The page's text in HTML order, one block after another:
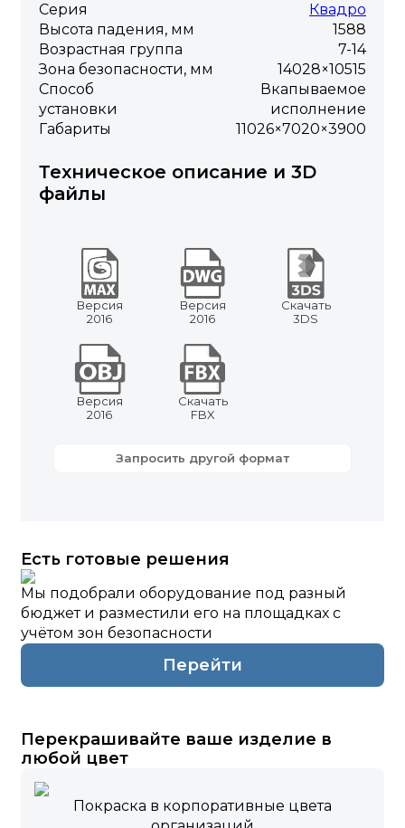
Серия
Квадро
Высота падения, мм
1588
Возрастная группа
7-14
Зона безопасности, мм
14028×10515
Способ
установки
Вкапываемое
исполнение
Габариты
11026×7020×3900
Техническое описание и 3D
файлы
Версия
2016
Версия
2016
Скачать
3DS
Версия
2016
Скачать
FBX
Запросить другой формат
Есть готовые решения
Мы подобрали оборудование под разный
бюджет и разместили его на площадках с
учётом зон безопасности
Перейти
Перекрашивайте ваше изделие в
любой цвет
Покраска в корпоративные цвета